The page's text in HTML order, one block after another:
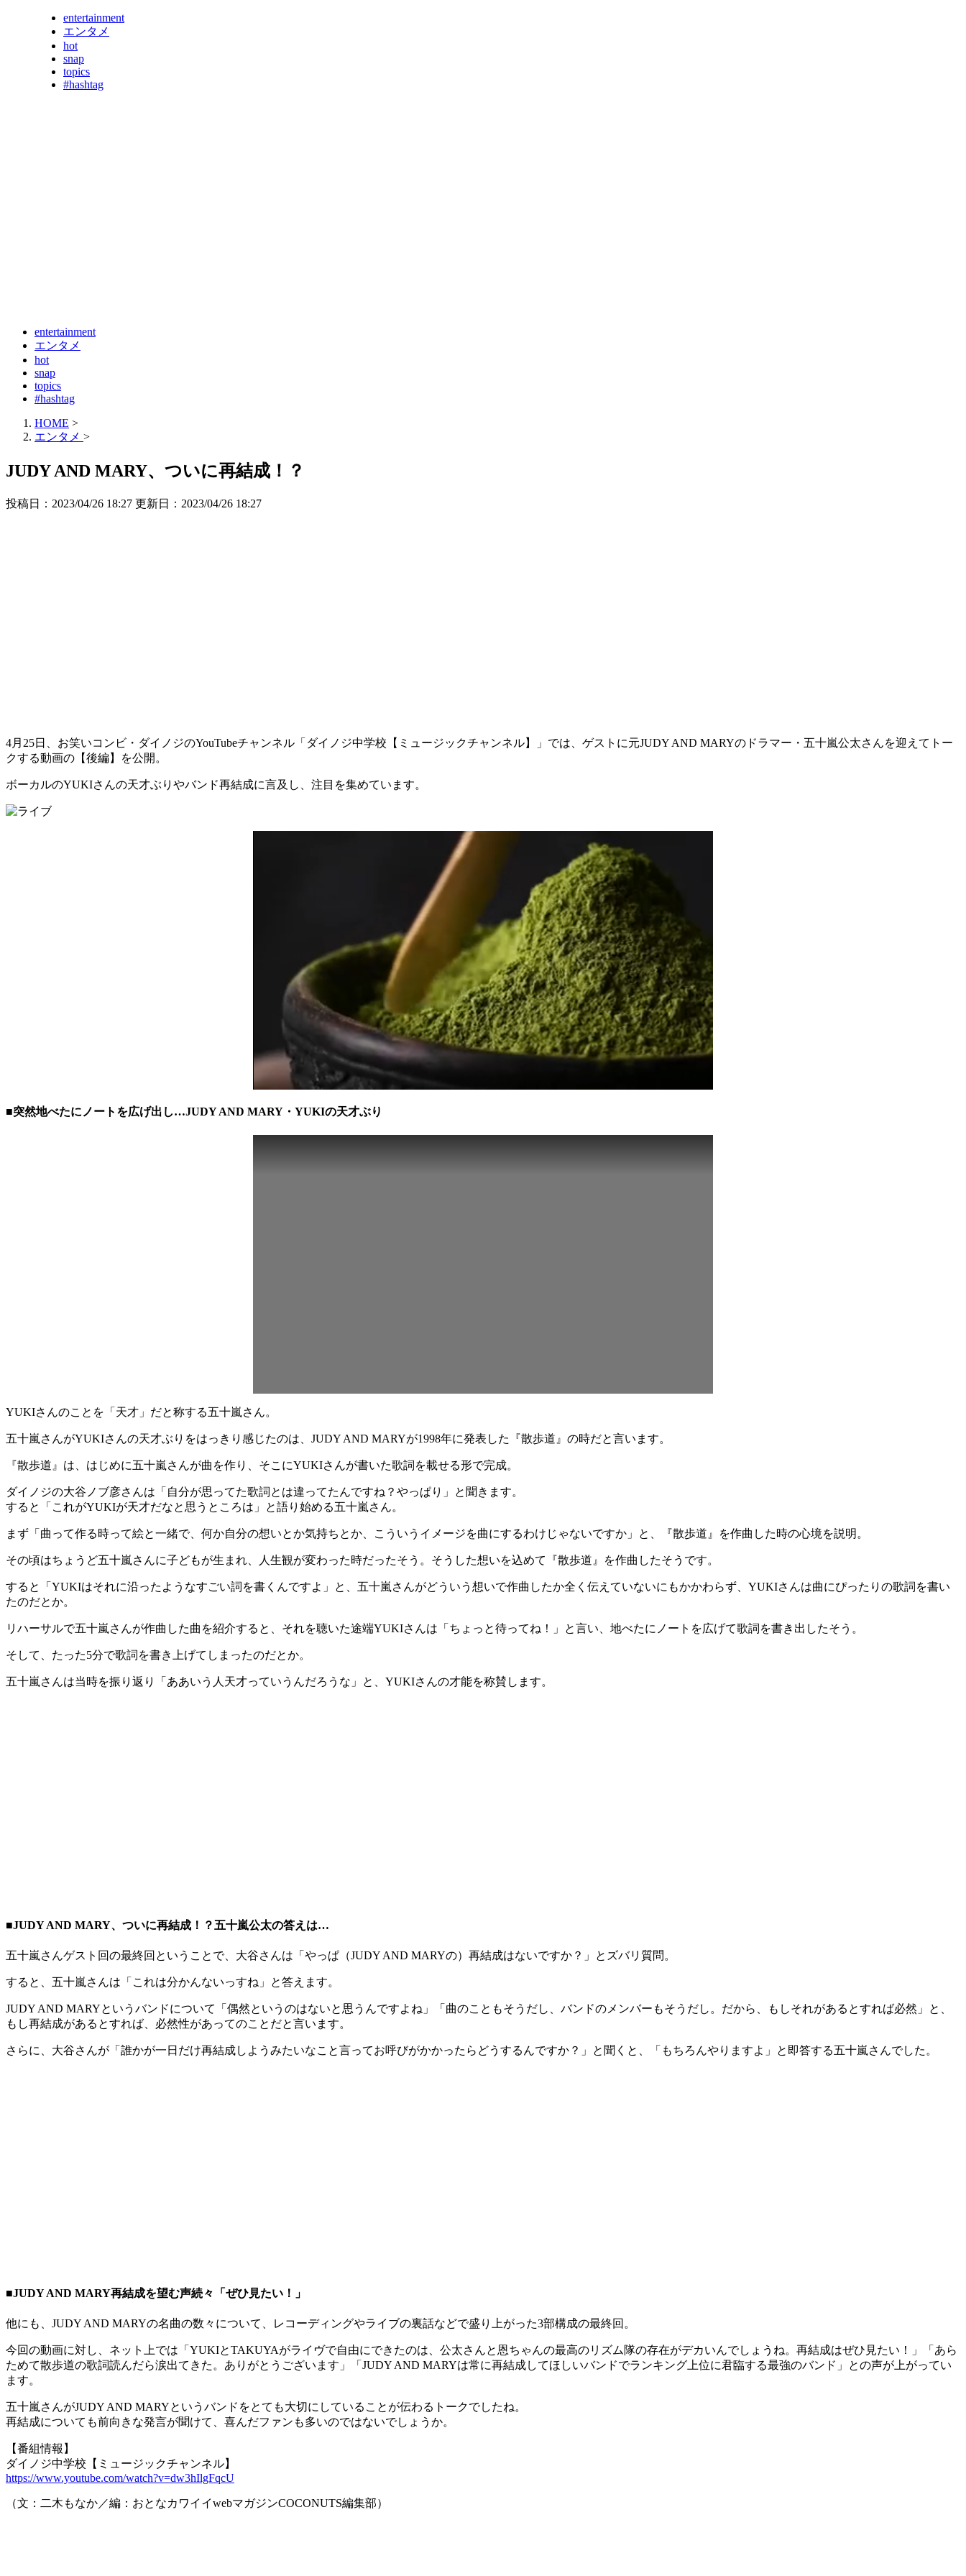
entertainment
エンタメ
hot
snap
topics
#hashtag
entertainment
エンタメ
hot
snap
topics
#hashtag
HOME >
エンタメ >
JUDY AND MARY、ついに再結成！？
投稿日：2023/04/26 18:27 更新日： 2023/04/26 18:27
4月25日、お笑いコンビ・ダイノジのYouTubeチャンネル「ダイノジ中学校【ミュージックチャンネル】」では、ゲストに元JUDY AND MARYのドラマー・五十嵐公太さんを迎えてトー
クする動画の【後編】を公開。
ボーカルのYUKIさんの天才ぶりやバンド再結成に言及し、注目を集めています。
■突然地べたにノートを広げ出し…JUDY AND MARY・YUKIの天才ぶり
YUKIさんのことを「天才」だと称する五十嵐さん。
五十嵐さんがYUKIさんの天才ぶりをはっきり感じたのは、JUDY AND MARYが1998年に発表した『散歩道』の時だと言います。
『散歩道』は、はじめに五十嵐さんが曲を作り、そこにYUKIさんが書いた歌詞を載せる形で完成。
ダイノジの大谷ノブ彦さんは「自分が思ってた歌詞とは違ってたんですね？やっぱり」と聞きます。
すると「これがYUKIが天才だなと思うところは」と語り始める五十嵐さん。
まず「曲って作る時って絵と一緒で、何か自分の想いとか気持ちとか、こういうイメージを曲にするわけじゃないですか」と、『散歩道』を作曲した時の心境を説明。
その頃はちょうど五十嵐さんに子どもが生まれ、人生観が変わった時だったそう。そうした想いを込めて『散歩道』を作曲したそうです。
すると「YUKIはそれに沿ったようなすごい詞を書くんですよ」と、五十嵐さんがどういう想いで作曲したか全く伝えていないにもかかわらず、YUKIさんは曲にぴったりの歌詞を書い
たのだとか。
リハーサルで五十嵐さんが作曲した曲を紹介すると、それを聴いた途端YUKIさんは「ちょっと待ってね！」と言い、地べたにノートを広げて歌詞を書き出したそう。
そして、たった5分で歌詞を書き上げてしまったのだとか。
五十嵐さんは当時を振り返り「ああいう人天才っていうんだろうな」と、YUKIさんの才能を称賛します。
■JUDY AND MARY、ついに再結成！？五十嵐公太の答えは…
五十嵐さんゲスト回の最終回ということで、大谷さんは「やっぱ（JUDY AND MARYの）再結成はないですか？」とズバリ質問。
すると、五十嵐さんは「これは分かんないっすね」と答えます。
JUDY AND MARYというバンドについて「偶然というのはないと思うんですよね」「曲のこともそうだし、バンドのメンバーもそうだし。だから、もしそれがあるとすれば必然」と、
もし再結成があるとすれば、必然性があってのことだと言います。
さらに、大谷さんが「誰かが一日だけ再結成しようみたいなこと言ってお呼びがかかったらどうするんですか？」と聞くと、「もちろんやりますよ」と即答する五十嵐さんでした。
■JUDY AND MARY再結成を望む声続々「ぜひ見たい！」
他にも、JUDY AND MARYの名曲の数々について、レコーディングやライブの裏話などで盛り上がった3部構成の最終回。
今回の動画に対し、ネット上では「YUKIとTAKUYAがライヴで自由にできたのは、公太さんと恩ちゃんの最高のリズム隊の存在がデカいんでしょうね。再結成はぜひ見たい！」「あら
ためて散歩道の歌詞読んだら涙出てきた。ありがとうございます」「JUDY AND MARYは常に再結成してほしいバンドでランキング上位に君臨する最強のバンド」との声が上がってい
ます。
五十嵐さんがJUDY AND MARYというバンドをとても大切にしていることが伝わるトークでしたね。
再結成についても前向きな発言が聞けて、喜んだファンも多いのではないでしょうか。
【番組情報】
ダイノジ中学校【ミュージックチャンネル】
https://www.youtube.com/watch?v=dw3hIlgFqcU
（文：二木もなか／編：おとなカワイイwebマガジンCOCONUTS編集部）